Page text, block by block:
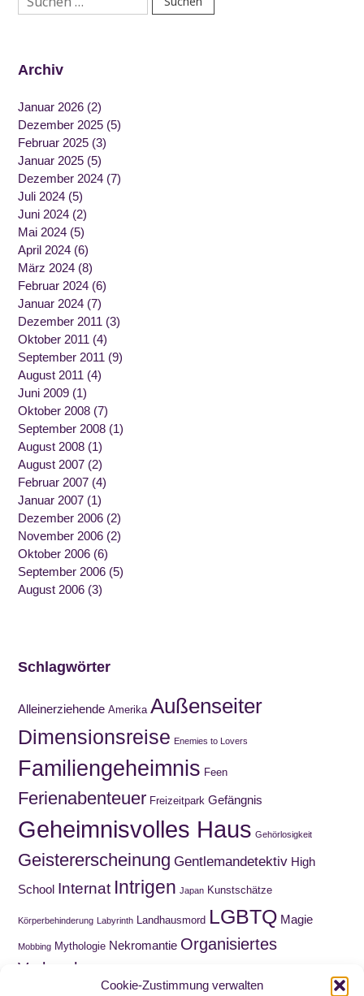
Cookie-Zustimmung verwalten
nach:
Archiv
Januar 2026 (2)
Dezember 2025 (5)
Februar 2025 (3)
Januar 2025 (5)
Dezember 2024 (7)
Juli 2024 (5)
Juni 2024 (2)
Mai 2024 (5)
April 2024 (6)
März 2024 (8)
Februar 2024 (6)
Januar 2024 (7)
Dezember 2011 (3)
Oktober 2011 (4)
September 2011 (9)
August 2011 (4)
Juni 2009 (1)
Oktober 2008 (7)
September 2008 (1)
August 2008 (1)
August 2007 (2)
Februar 2007 (4)
Januar 2007 (1)
Dezember 2006 (2)
November 2006 (2)
Oktober 2006 (6)
September 2006 (5)
August 2006 (3)
Schlagwörter
Alleinerziehende Amerika Außenseiter
Dimensionsreise Enemies to Lovers
Familiengeheimnis Feen
Ferienabenteuer Freizeitpark Gefängnis
Geheimnisvolles Haus Gehörlosigkeit
Geistererscheinung Gentlemandetektiv High
School Internat Intrigen Japan Kunstschätze
Körperbehinderung Labyrinth Landhausmord LGBTQ Magie
Mobbing Mythologie Nekromantie Organisiertes
Verbrechen
Schatzsuche Schnitzeljagd Schottland